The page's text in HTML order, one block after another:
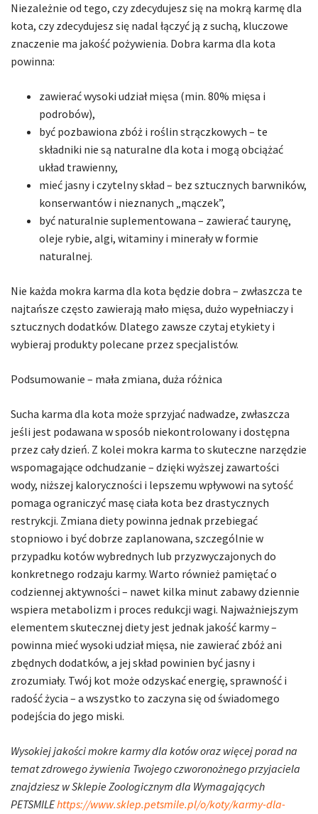
Niezależnie od tego, czy zdecydujesz się na mokrą karmę dla
kota, czy zdecydujesz się nadal łączyć ją z suchą, kluczowe
znaczenie ma jakość pożywienia. Dobra karma dla kota
powinna:
zawierać wysoki udział mięsa (min. 80% mięsa i
podrobów),
być pozbawiona zbóż i roślin strączkowych – te
składniki nie są naturalne dla kota i mogą obciążać
układ trawienny,
mieć jasny i czytelny skład – bez sztucznych barwników,
konserwantów i nieznanych „mączek”,
być naturalnie suplementowana – zawierać taurynę,
oleje rybie, algi, witaminy i minerały w formie
naturalnej.
Nie każda mokra karma dla kota będzie dobra – zwłaszcza te
najtańsze często zawierają mało mięsa, dużo wypełniaczy i
sztucznych dodatków. Dlatego zawsze czytaj etykiety i
wybieraj produkty polecane przez specjalistów.
Podsumowanie – mała zmiana, duża różnica
Sucha karma dla kota może sprzyjać nadwadze, zwłaszcza
jeśli jest podawana w sposób niekontrolowany i dostępna
przez cały dzień. Z kolei mokra karma to skuteczne narzędzie
wspomagające odchudzanie – dzięki wyższej zawartości
wody, niższej kaloryczności i lepszemu wpływowi na sytość
pomaga ograniczyć masę ciała kota bez drastycznych
restrykcji. Zmiana diety powinna jednak przebiegać
stopniowo i być dobrze zaplanowana, szczególnie w
przypadku kotów wybrednych lub przyzwyczajonych do
konkretnego rodzaju karmy. Warto również pamiętać o
codziennej aktywności – nawet kilka minut zabawy dziennie
wspiera metabolizm i proces redukcji wagi. Najważniejszym
elementem skutecznej diety jest jednak jakość karmy –
powinna mieć wysoki udział mięsa, nie zawierać zbóż ani
zbędnych dodatków, a jej skład powinien być jasny i
zrozumiały. Twój kot może odzyskać energię, sprawność i
radość życia – a wszystko to zaczyna się od świadomego
podejścia do jego miski.
Wysokiej jakości mokre karmy dla kotów oraz więcej porad na
temat zdrowego żywienia Twojego czworonożnego przyjaciela
znajdziesz w Sklepie Zoologicznym dla Wymagających
PETSMILEhttps://www.sklep.petsmile.pl/o/koty/karmy-dla-